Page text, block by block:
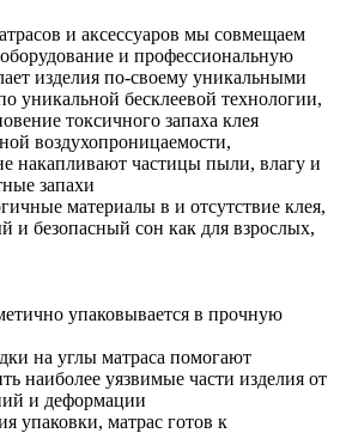
и аксессуаров мы совмещаем
и профессиональную
изделия по-своему уникальными
уникальной бесклеевой технологии,
токсичного запаха клея
воздухопроницаемости,
накапливают частицы пыли, влагу и
запахи
материалы в и отсутствие клея,
и безопасный сон как для взрослых,
упаковывается в прочную
на углы матраса помогают
наиболее уязвимые части изделия от
и деформации
упаковки, матрас готов к